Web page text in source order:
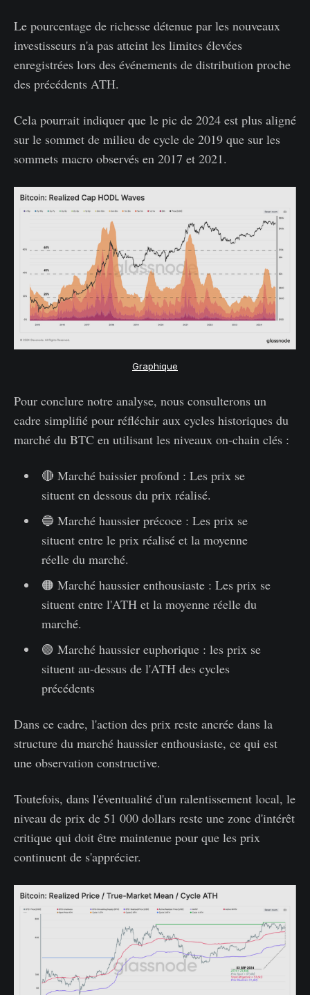
Le pourcentage de richesse détenue par les nouveaux
investisseurs n'a pas atteint les limites élevées
enregistrées lors des événements de distribution proche
des précédents ATH.
Cela pourrait indiquer que le pic de 2024 est plus aligné
sur le sommet de milieu de cycle de 2019 que sur les
sommets macro observés en 2017 et 2021.
Graphique
Pour conclure notre analyse, nous consulterons un
cadre simplifié pour réfléchir aux cycles historiques du
marché du BTC en utilisant les niveaux on-chain clés :
🔴 Marché baissier profond : Les prix se
situent en dessous du prix réalisé.
🔵 Marché haussier précoce : Les prix se
situent entre le prix réalisé et la moyenne
réelle du marché.
🟠 Marché haussier enthousiaste : Les prix se
situent entre l'ATH et la moyenne réelle du
marché.
🟢 Marché haussier euphorique : les prix se
situent au-dessus de l'ATH des cycles
précédents
Dans ce cadre, l'action des prix reste ancrée dans la
structure du marché haussier enthousiaste, ce qui est
une observation constructive.
Toutefois, dans l'éventualité d'un ralentissement local, le
niveau de prix de 51 000 dollars reste une zone d'intérêt
critique qui doit être maintenue pour que les prix
continuent de s'apprécier.